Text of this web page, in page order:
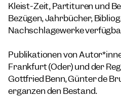
Kleist-Zeit, Partituren und
Bezügen, Jahrbücher,
Nachschlagewerke
Publikationen von
Frankfurt (Oder) und der
Gottfried Benn, Günter de
ergänzen den Bestand.